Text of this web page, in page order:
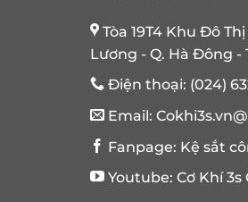
Tòa 19T4 Khu Đô
Lương - Q. Hà Đông -
Điện thoại: (024)
Email:
Fanpage: Kệ sắt
Youtube: Cơ Khí 3s